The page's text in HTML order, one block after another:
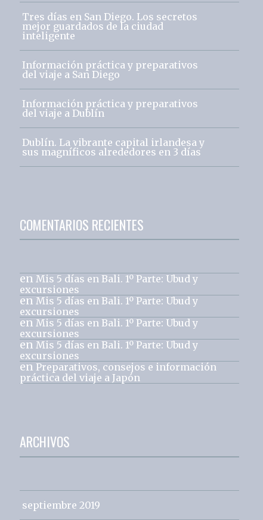
Tres días en San Diego. Los secretos
mejor guardados de la ciudad
inteligente
Información práctica y preparativos
del viaje a San Diego
Información práctica y preparativos
del viaje a Dublín
Dublín. La vibrante capital irlandesa y
sus magníficos alrededores en 3 días
COMENTARIOS RECIENTES
en Mis 5 días en Bali. 1º Parte: Ubud y
excursiones
en Mis 5 días en Bali. 1º Parte: Ubud y
excursiones
en Mis 5 días en Bali. 1º Parte: Ubud y
excursiones
en Mis 5 días en Bali. 1º Parte: Ubud y
excursiones
en Preparativos, consejos e información
práctica del viaje a Japón
ARCHIVOS
septiembre 2019